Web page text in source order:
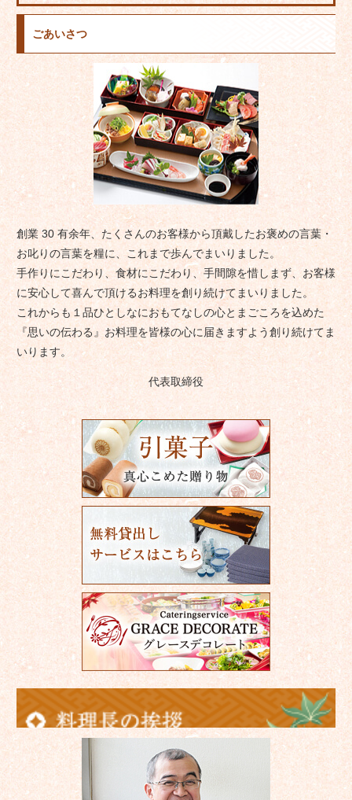
ごあいさつ
創業 30 有余年、たくさんのお客様から頂戴したお褒めの言葉・
お叱りの言葉を糧に、これまで歩んでまいりました。
手作りにこだわり、食材にこだわり、手間隙を惜しまず、お客様
に安心して喜んで頂けるお料理を創り続けてまいりました。
これからも１品ひとしなにおもてなしの心とまごころを込めた
『思いの伝わる』お料理を皆様の心に届きますよう創り続けてま
いります。
代表取締役